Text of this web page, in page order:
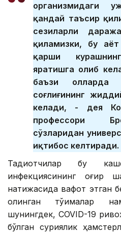
организмидаги
қандай таъсир
сезиларли
қиламизки, бу
қарши
яратишга олиб
баъзи
соғлиғининг
келади, - дея
профессори
сўзларидан
иқтибос келтиради.
Тадқиқотчилар бу
инфекциясининг оғир
натижасида вафот этган
олинган тўқималар
шунингдек, COVID-19
бўлган суриялик